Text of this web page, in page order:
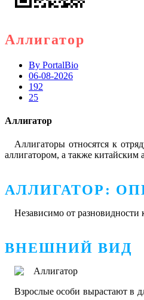
Аллигатор
By PortalBio
06-08-2026
192
25
Аллигатор
Аллигаторы относятся к
аллигатором, а также китайским
АЛЛИГАТОР:
Независимо от
ВНЕШНИЙ ВИД
Взрослые особи вырастают в